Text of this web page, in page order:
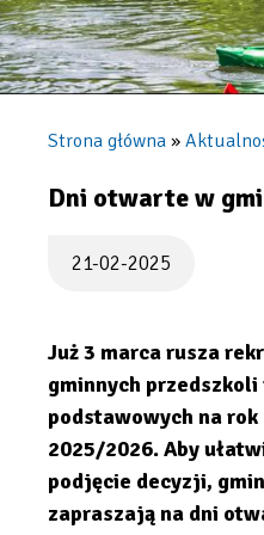
nawigacyjna
Strona główna
Dni otwarte w
21-02-2025
Już 3 marca rusza
gminnych przedszkoli
podstawowych na
2025/2026. Aby
podjęcie decyzji,
zapraszają na dni